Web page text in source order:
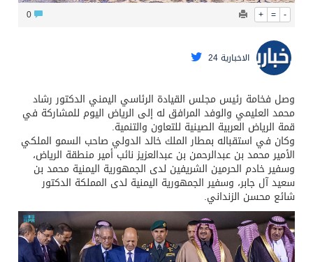
+ = -
الاخبارية 24
وصل فخامة رئيس مجلس القيادة الرئاسي اليمني الدكتور رشاد
محمد العليمي والوفد المرافق له إلى الرياض اليوم للمشاركة في
قمة الرياض العربية الصينية للتعاون والتنمية.
وكان في استقباله بمطار الملك خالد الدولي صاحب السمو الملكي
الأمير محمد بن عبدالرحمن بن عبدالعزيز نائب أمير منطقة الرياض،
وسفير خادم الحرمين الشريفين لدى الجمهورية اليمنية محمد بن
سعيد آل جابر، وسفير الجمهورية اليمنية لدى المملكة الدكتور
شائع محسن الزنداني.